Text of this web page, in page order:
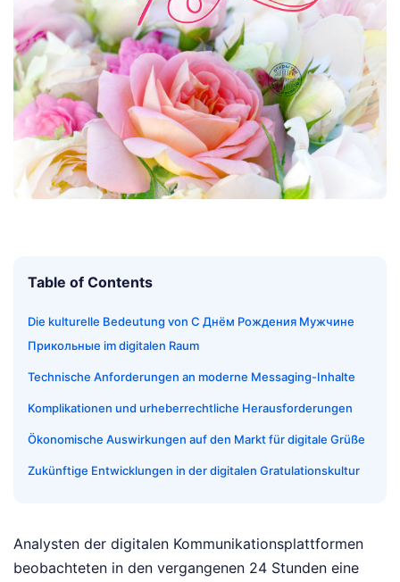
Table of Contents
Die kulturelle Bedeutung von С Днём Рождения Мужчине
Прикольные im digitalen Raum
Technische Anforderungen an moderne Messaging-Inhalte
Komplikationen und urheberrechtliche Herausforderungen
Ökonomische Auswirkungen auf den Markt für digitale Grüße
Zukünftige Entwicklungen in der digitalen Gratulationskultur
Analysten der digitalen Kommunikationsplattformen
beobachteten in den vergangenen 24 Stunden eine